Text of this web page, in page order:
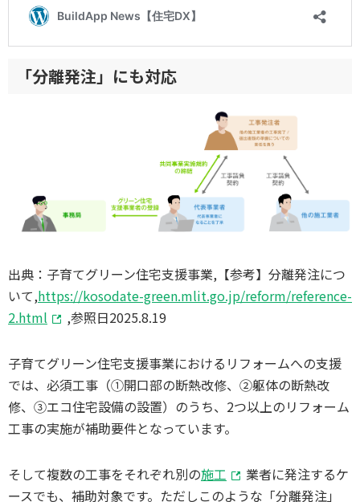
「分離発注」にも対応
出典：子育てグリーン住宅支援事業,【参考】分離発注につ
いて,https://kosodate-green.mlit.go.jp/reform/reference-
2.html
,参照日2025.8.19
子育てグリーン住宅支援事業におけるリフォームへの支援
では、必須工事（①開口部の断熱改修、②躯体の断熱改
修、③エコ住宅設備の設置）のうち、2つ以上のリフォーム
工事の実施が補助要件となっています。
そして複数の工事をそれぞれ別の施工
業者に発注するケ
ースでも、補助対象です。ただしこのような「分離発注」